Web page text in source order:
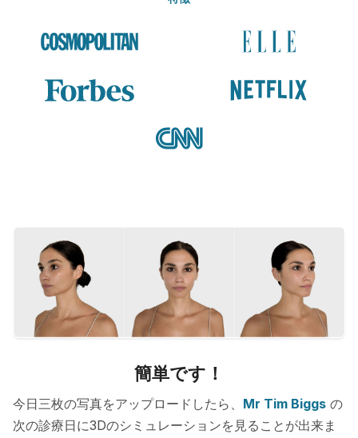
簡単です！
今日三枚の写真をアップロードしたら、 Mr Tim Biggs の
次の診療日に3Dのシミュレーションを見ることが出来ま